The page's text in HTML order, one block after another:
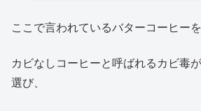
ここで言われているバターコーヒー
カビなしコーヒーと呼ばれるカビ毒
選び、